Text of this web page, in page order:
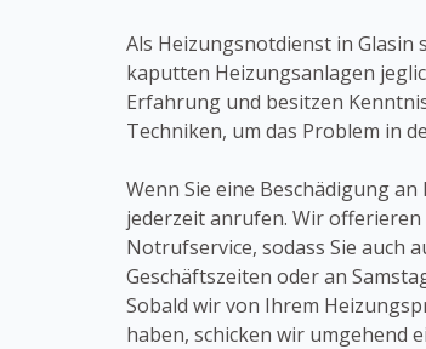
Als Heizungsnotdienst in Glasin
kaputten Heizungsanlagen
Erfahrung und besitzen
Techniken, um das Problem in
Wenn Sie eine Beschädigung
jederzeit anrufen. Wir
Notrufservice, sodass Sie auch
Geschäftszeiten oder an
Sobald wir von Ihrem
haben, schicken wir umgehend